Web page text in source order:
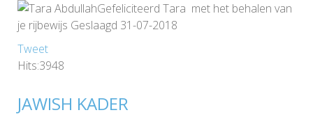
Gefeliciteerd Tara met het behalen van
je rijbewijs Geslaagd 31-07-2018
Tweet
Hits:3948
JAWISH KADER